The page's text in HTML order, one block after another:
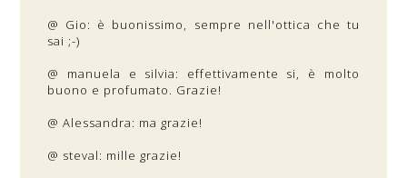
@ Gio: è buonissimo, sempre nell'ottica che tu
sai ;-)
@ manuela e silvia: effettivamente si, è molto
buono e profumato. Grazie!
@ Alessandra: ma grazie!
@ steval: mille grazie!